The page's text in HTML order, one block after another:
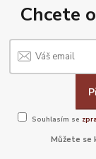
Chcete
Souhlasím se
Můžete se